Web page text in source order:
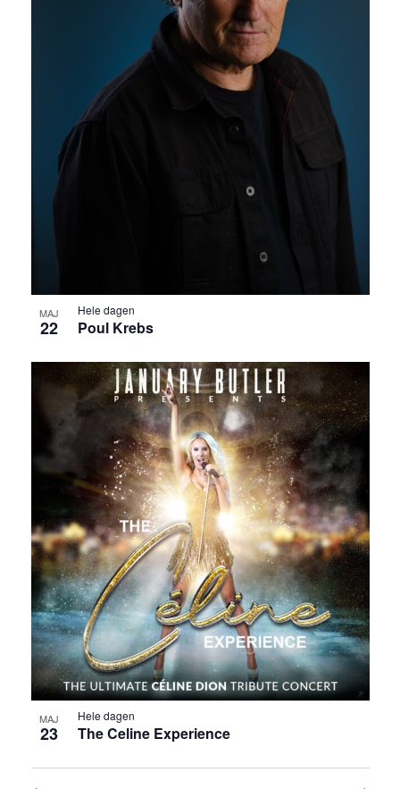
MAJ
22
Hele dagen
Poul Krebs
MAJ
23
Hele dagen
The Celine Experience